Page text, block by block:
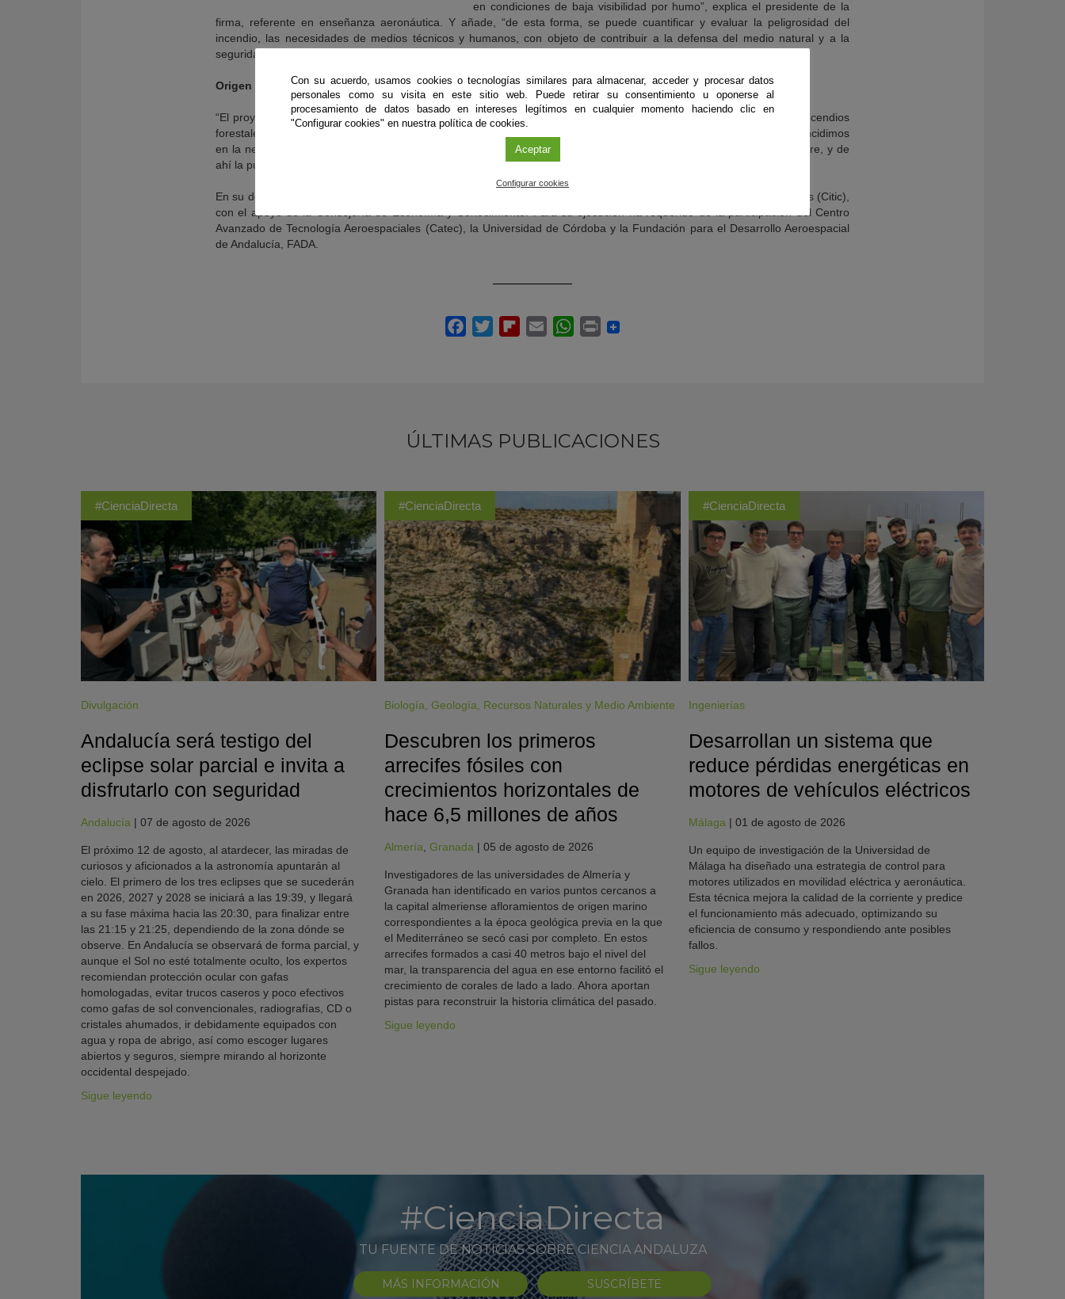
en condiciones de baja visibilidad por humo”, explica el presidente de la
firma, referente en enseñanza aeronáutica. Y añade, “de esta forma, se puede cuantificar y evaluar la peligrosidad del
incendio, las necesidades de medios técnicos y humanos, con objeto de contribuir a la defensa del medio natural y a la
seguridad de los profesionales que actúan en la extinción del fuego”.
Origen de la iniciativa
“El proyecto es el resultado de la experiencia y la especialización de nuestra operadora aérea en la lucha contra incendios
forestales y de la multinacional Indra, especializada en el desarrollo de sistemas de entrenamiento virtual. Ambas coincidimos
en la necesidad formativa que existe en materia de extinción de incendios forestales, bien desde tierra o desde el aire, y de
ahí la puesta en marcha de SEILAF”, relata Miguel Tamarit.
En su desarrollo ha colaborado el Centro Andaluz de Innovación y Tecnología de la Información y las Comunicaciones (Citic),
con el apoyo de la Consejería de Economía y Conocimiento. Para su ejecución ha requerido de la participación del Centro
Avanzado de Tecnología Aeroespaciales (Catec), la Universidad de Córdoba y la Fundación para el Desarrollo Aeroespacial
de Andalucía, FADA.
ÚLTIMAS PUBLICACIONES
#CienciaDirecta
Divulgación
Andalucía será testigo del
eclipse solar parcial e invita a
disfrutarlo con seguridad
Andalucía | 07 de agosto de 2026
El próximo 12 de agosto, al atardecer, las miradas de
curiosos y aficionados a la astronomía apuntarán al
cielo. El primero de los tres eclipses que se sucederán
en 2026, 2027 y 2028 se iniciará a las 19:39, y llegará
a su fase máxima hacia las 20:30, para finalizar entre
las 21:15 y 21:25, dependiendo de la zona dónde se
observe. En Andalucía se observará de forma parcial, y
aunque el Sol no esté totalmente oculto, los expertos
recomiendan protección ocular con gafas
homologadas, evitar trucos caseros y poco efectivos
como gafas de sol convencionales, radiografías, CD o
cristales ahumados, ir debidamente equipados con
agua y ropa de abrigo, así como escoger lugares
abiertos y seguros, siempre mirando al horizonte
occidental despejado.
Sigue leyendo
#CienciaDirecta
Biología ,Geología Recursos Naturales y Medio Ambiente
Descubren los primeros
arrecifes fósiles con
crecimientos horizontales de
hace 6,5 millones de años
Almería ,Granada |05 de agosto de 2026
Investigadores de las universidades de Almería y
Granada han identificado en varios puntos cercanos a
la capital almeriense afloramientos de origen marino
correspondientes a la época geológica previa en la que
el Mediterráneo se secó casi por completo. En estos
arrecifes formados a casi 40 metros bajo el nivel del
mar, la transparencia del agua en ese entorno facilitó el
crecimiento de corales de lado a lado. Ahora aportan
pistas para reconstruir la historia climática del pasado.
Sigue leyendo
#CienciaDirecta
Ingenierías
Desarrollan un sistema que
reduce pérdidas energéticas en
motores de vehículos eléctricos
Málaga | 01 de agosto de 2026
Un equipo de investigación de la Universidad de
Málaga ha diseñado una estrategia de control para
motores utilizados en movilidad eléctrica y aeronáutica.
Esta técnica mejora la calidad de la corriente y predice
el funcionamiento más adecuado, optimizando su
eficiencia de consumo y respondiendo ante posibles
fallos.
Sigue leyendo
#CienciaDirecta
TU FUENTE DE NOTICIAS SOBRE CIENCIA ANDALUZA
MÁS INFORMACIÓN SUSCRÍBETE
Con su acuerdo, usamos cookies o tecnologías similares para almacenar, acceder y procesar datos
personales como su visita en este sitio web. Puede retirar su consentimiento u oponerse al
procesamiento de datos basado en intereses legítimos en cualquier momento haciendo clic en
"Configurar cookies" en nuestra política de cookies.
Aceptar
Configurar cookies